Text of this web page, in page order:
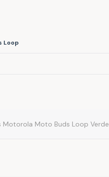
Loop
Motorola Moto Buds Loop Verde